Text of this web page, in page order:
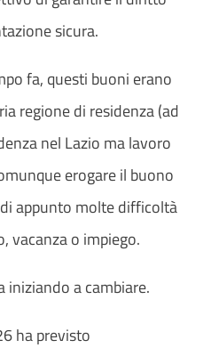
sicura.
fa, questi buoni erano
regione di residenza (ad
nel Lazio ma lavoro
erogare il buono
appunto molte difficoltà
vacanza o impiego.
iniziando a cambiare.
ha previsto